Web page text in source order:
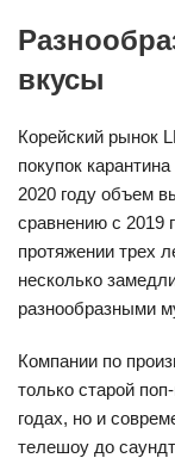
вкусы
Корейский рынок
покупок
2020 году объем
сравнению с 2019
протяжении трех
несколько
разнообразными
Компании по
только старой
годах, но и
телешоу до